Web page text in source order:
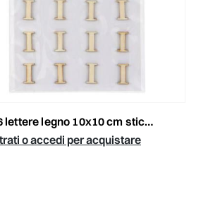
legno 10x10 cm stickers naturale
o accedi per acquistare